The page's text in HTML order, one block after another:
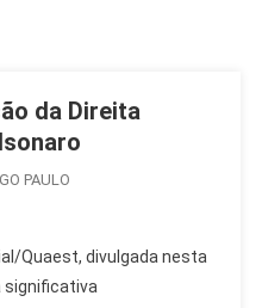
da Direita
PAULO
Quaest, divulgada nesta
significativa